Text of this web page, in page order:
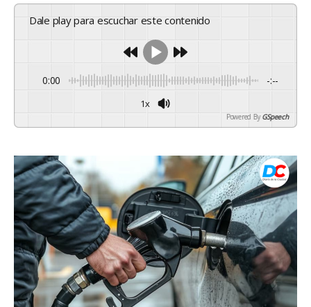
Dale play para escuchar este contenido
0:00 -:--
1x
Powered By GSpeech